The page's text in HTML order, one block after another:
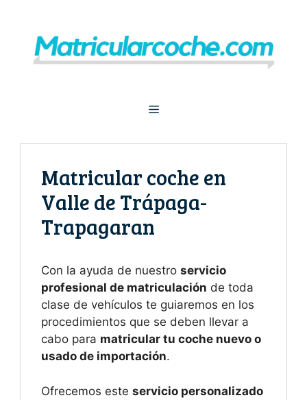
contenido
Menú
Matricular coche en
Valle de Trápaga-
Trapagaran
Con la ayuda de nuestro servicio
profesional de matriculación de toda
clase de vehículos te guiaremos en los
procedimientos que se deben llevar a
cabo para matricular tu coche nuevo o
usado de importación.
Ofrecemos este servicio personalizado